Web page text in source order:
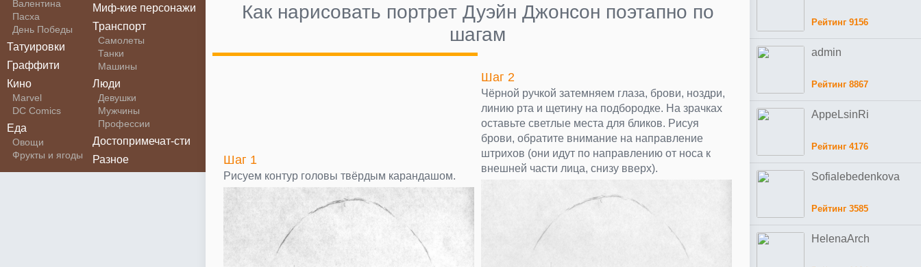
Валентина
Пасха
День Победы
Татуировки
Граффити
Кино
Marvel
DC Comics
Еда
Овощи
Фрукты и ягоды
Миф-кие персонажи
Транспорт
Самолеты
Танки
Машины
Люди
Девушки
Мужчины
Профессии
Достопримечат-сти
Разное
Как нарисовать портрет Дуэйн Джонсон поэтапно по
шагам
Шаг 1
Рисуем контур головы твёрдым карандашом.
Шаг 2
Чёрной ручкой затемняем глаза, брови, ноздри,
линию рта и щетину на подбородке. На зрачках
оставьте светлые места для бликов. Рисуя
брови, обратите внимание на направление
штрихов (они идут по направлению от носа к
внешней части лица, снизу вверх).
Рейтинг 9156
admin
Рейтинг 8867
AppeLsinRi
Рейтинг 4176
Sofialebedenkova
Рейтинг 3585
HelenaArch